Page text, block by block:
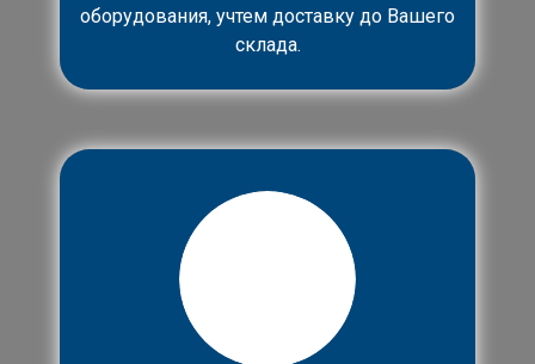
оборудования, учтем доставку до Вашего
склада.